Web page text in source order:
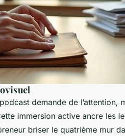
demande de l’attention,
immersion active ancre les
briser le quatrième mur